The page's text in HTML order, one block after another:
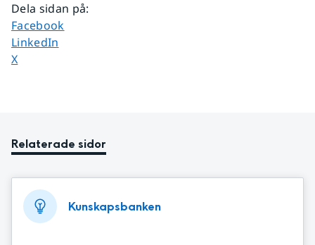
Dela sidan på:
Dela sidan på
Facebook
Dela sidan på
LinkedIn
Dela sidan på
X
Relaterade sidor
Kunskapsbanken